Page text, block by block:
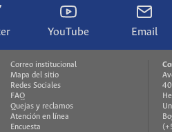
YouTube Email
Correo institucional
Mapa del sitio
Redes Sociales
FAQ
Quejas y reclamos
Atención en línea
Encuesta